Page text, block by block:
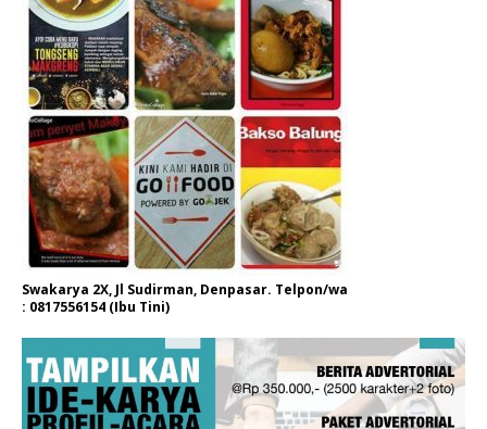
Swakarya 2X, Jl Sudirman, Denpasar. Telpon/wa
: 0817556154 (Ibu Tini)